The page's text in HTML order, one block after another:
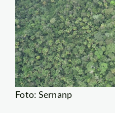
Foto: Sernanp